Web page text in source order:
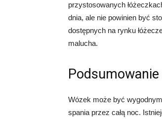
przystosowanych
dnia, ale nie powinien być
dostępnych na rynku
malucha.
Podsumowanie
Wózek może być
spania przez całą noc.